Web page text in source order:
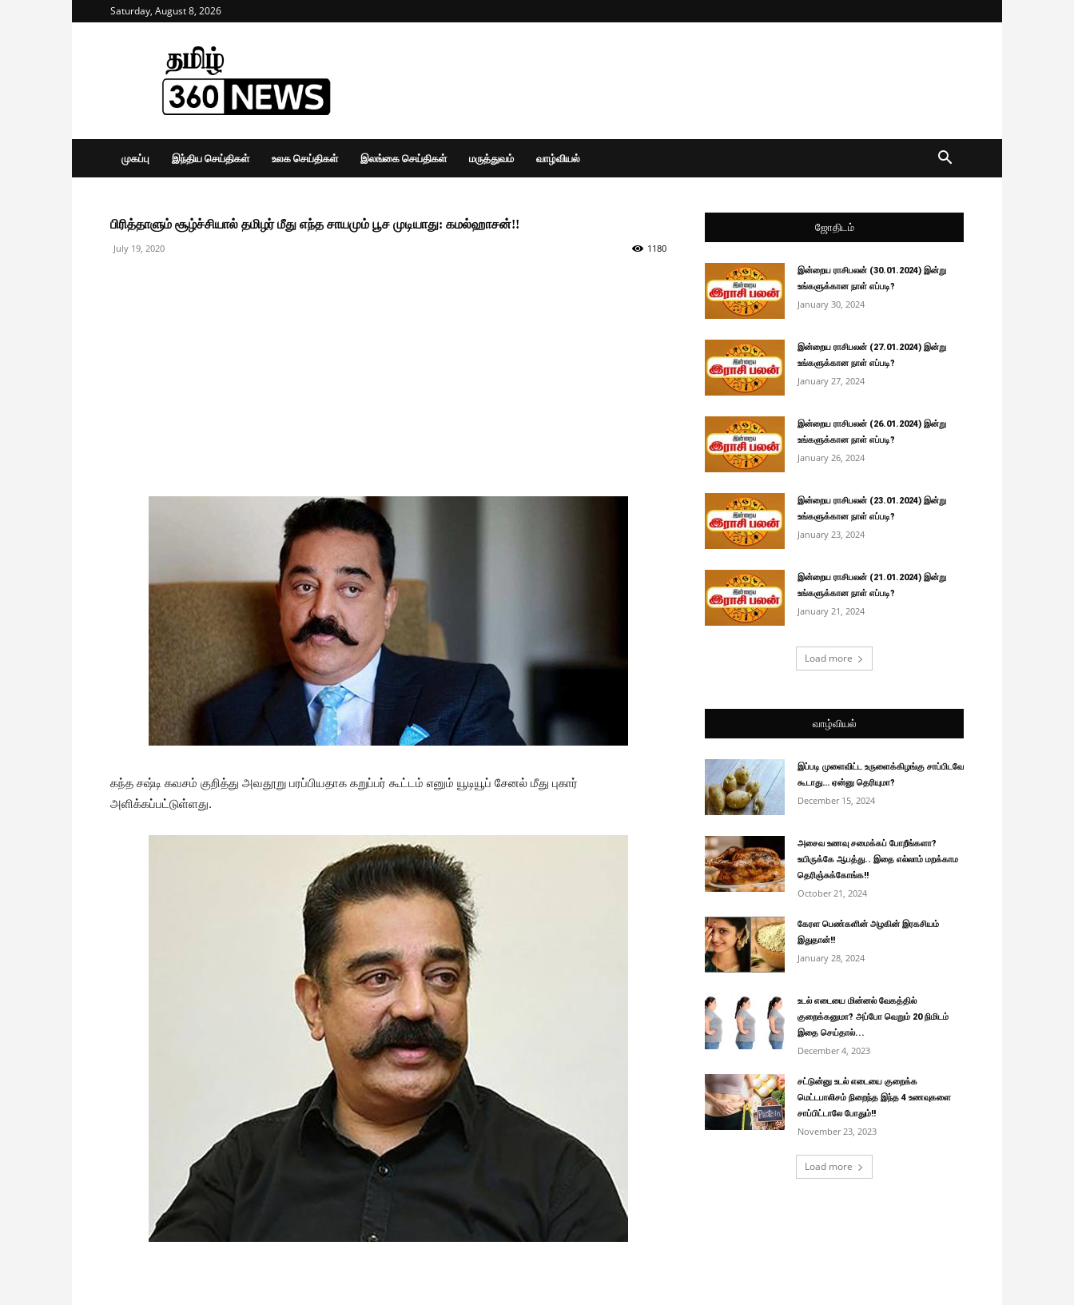
Saturday, August 8, 2026
Tamil
360
News
முகப்பு இந்திய செய்திகள் உலக செய்திகள் இலங்கை செய்திகள் மருத்துவம் வாழ்வியல்
பிரித்தாளும் சூழ்ச்சியால் தமிழர் மீது எந்த சாயமும் பூச முடியாது: கமல்ஹாசன்!!
July 19, 2020 1180
கந்த சஷ்டி கவசம் குறித்து அவதூறு பரப்பியதாக கறுப்பர் கூட்டம் எனும் யூடியூப் சேனல் மீது புகார்
அளிக்கப்பட்டுள்ளது.
ஜோதிடம்
இன்றைய ராசிபலன் (30.01.2024) இன்று
உங்களுக்கான நாள் எப்படி?
January 30, 2024
இன்றைய ராசிபலன் (27.01.2024) இன்று
உங்களுக்கான நாள் எப்படி?
January 27, 2024
இன்றைய ராசிபலன் (26.01.2024) இன்று
உங்களுக்கான நாள் எப்படி?
January 26, 2024
இன்றைய ராசிபலன் (23.01.2024) இன்று
உங்களுக்கான நாள் எப்படி?
January 23, 2024
இன்றைய ராசிபலன் (21.01.2024) இன்று
உங்களுக்கான நாள் எப்படி?
January 21, 2024
Load more
வாழ்வியல்
இப்படி முளைவிட்ட உருளைக்கிழங்கு சாப்பிடவே
கூடாது… ஏன்னு தெரியுமா?
December 15, 2024
அசைவ உணவு சமைக்கப் போறீங்களா?
உயிருக்கே ஆபத்து.. இதை எல்லாம் மறக்காம
தெரிஞ்சுக்கோங்க!!
October 21, 2024
கேரள பெண்களின் அழகின் இரகசியம்
இதுதான்!!
January 28, 2024
உடல் எடையை மின்னல் வேகத்தில்
குறைக்கனுமா? அப்போ வெறும் 20 நிமிடம்
இதை செய்தால்...
December 4, 2023
சட்டுன்னு உடல் எடையை குறைக்க
மெட்டபாலிசம் நிறைந்த இந்த 4 உணவுகளை
சாப்பிட்டாலே போதும்!!
November 23, 2023
Load more